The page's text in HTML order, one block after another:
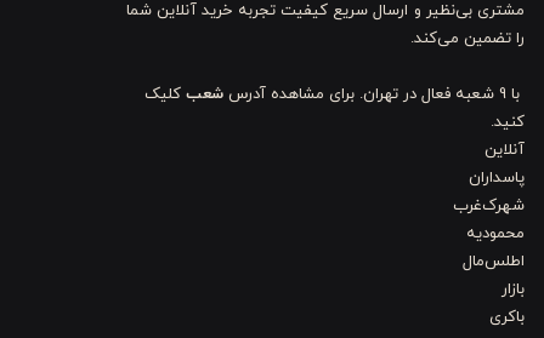
مزایای استفاده و ویژگی‌های کفگیر کیک استیل ورونیکا 23 سانتی
با کفگیر کیک استیل ورونیکا، سرو کیک از کاری ساده به لحظه‌ای
کفگیر همیشه براق، تمیز و آماده درخشش است. مزایای کلیدی کفگیر کیک استیل ورونیکا
سطح براق و لک‌ناپذیر برای حفظ جلوه میز پذیرایی
ضدخش و مقاوم در برابر زنگ‌زدگی
ساخت استیل ضدزنگ با دوام فوق‌العاده
قابل شستشو در ماشین ظرفشویی
شاید فکر کنید ابزار سرو کیک تفاوت زیادی ندارد، اما ورونیکا با
مشتری بی‌نظیر و ارسال سریع کیفیت تجربه خرید آنلاین شما
را تضمین می‌کند.
با 9 شعبه فعال در تهران. برای مشاهده آدرس شعب کلیک
کنید.
آنلاین
پاسداران
شهرک‌غرب
محمودیه
اطلس‌مال
بازار
باکری